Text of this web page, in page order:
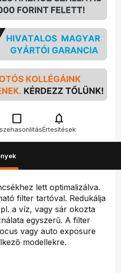
check_box_outline_blank notifications
Értesítések
lett optimalizálva.
filter tartóval. Redukálja
a víz, vagy sár okozta
egyszerű. A filter
vagy auto exposure
modellekre.